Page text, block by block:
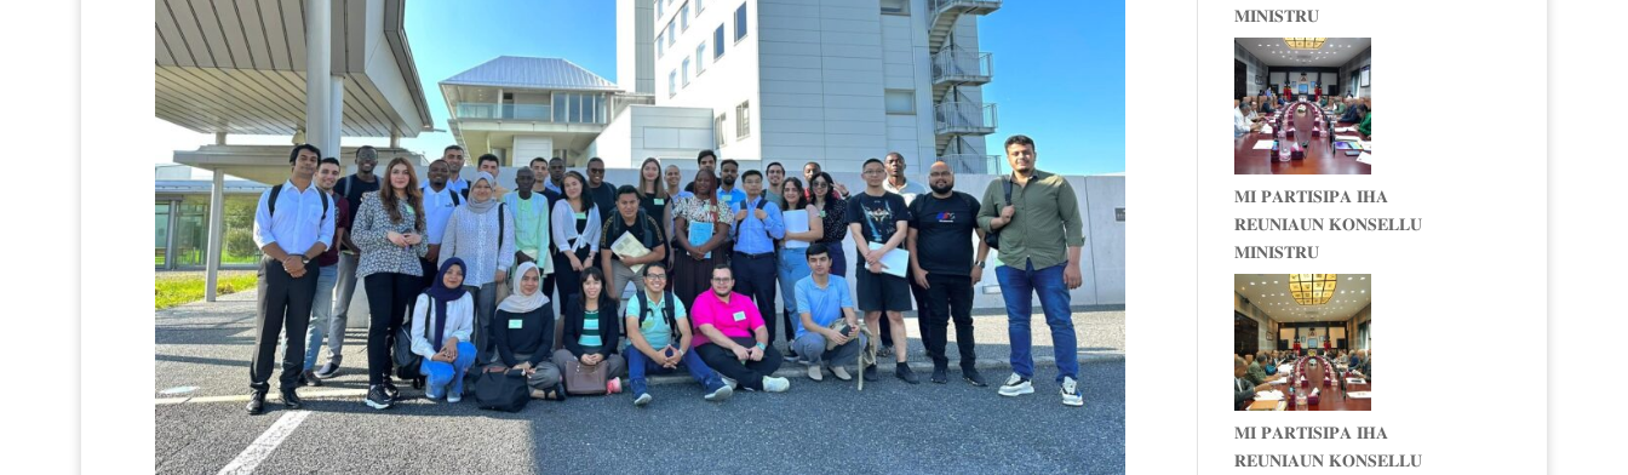
𝐌𝐈𝐍𝐈𝐒𝐓𝐑𝐔
𝐌𝐈 𝐏𝐀𝐑𝐓𝐈𝐒𝐈𝐏𝐀 𝐈𝐇𝐀
𝐑𝐄𝐔𝐍𝐈𝐀𝐔𝐍 𝐊𝐎𝐍𝐒𝐄𝐋𝐋𝐔
𝐌𝐈𝐍𝐈𝐒𝐓𝐑𝐔
𝐌𝐈 𝐏𝐀𝐑𝐓𝐈𝐒𝐈𝐏𝐀 𝐈𝐇𝐀
𝐑𝐄𝐔𝐍𝐈𝐀𝐔𝐍 𝐊𝐎𝐍𝐒𝐄𝐋𝐋𝐔